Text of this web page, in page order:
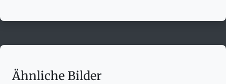
Ähnliche Bilder